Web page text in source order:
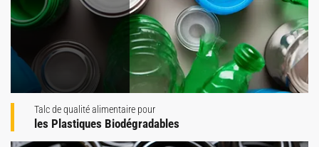
Talc de qualité alimentaire pour
les Plastiques Biodégradables